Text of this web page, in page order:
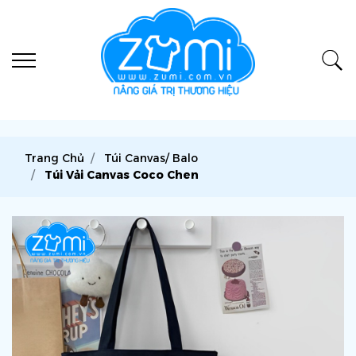
Trang Chủ
Túi Canvas/ Balo
Túi Vải Canvas Coco Chen